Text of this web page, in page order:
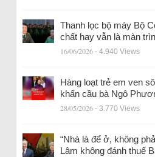
Thanh lọc bộ máy Bộ
chất hay vẫn là màn
16/06/2026 - 4.940 Views
Hàng loạt trẻ em ven
khẩn cầu bà Ngô
28/05/2026 - 3.770 Views
“Nhà là để ở, không
Lâm không đánh thuế